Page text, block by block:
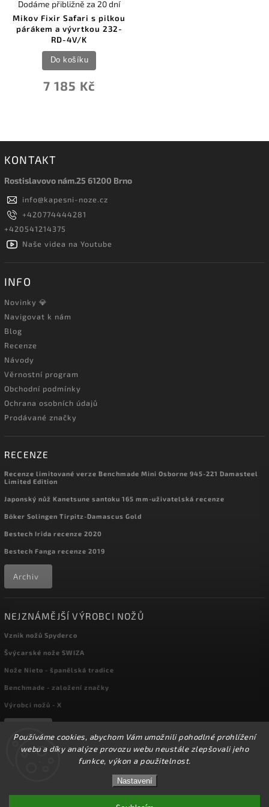
Používáme cookies, abychom Vám umožnili pohodlné prohlížení
webu a díky analýze provozu webu neustále zlepšovali jeho
funkce, výkon a použitelnost.
Nastavení
☀️Ve dnech 3-14.8 2026 máme zavřeno z důvodu
DOVOLENÉ. Eshop zůstává v provozu, objednávky
budeme zpracovávat v pondělí 17.8.2026. Děkujeme za
pochopení.☀️
Mikov Fixir Safari s pilkou
párákem a vývrtkou 232-
RD-4V/K
Dodáme přibližně za 20 dní
7 185 Kč
Do košíku
KONTAKT
Rostislavovo nám.25 61200 Brno
info@kapesni-noze.cz
+420774444281
+420541214375
Naše videa na Youtube
INFO
Novinky 💎
Navigovat k nám
Blog
Recenze
Návody
Věrnostní program
Obchodní podmínky
Ochrana osobních údajů
Prodávané značky
RECENZE
Recenze limitované verze Benchmade Mini Osborne 945-221 Damasteel
Limited Edition
Japonský nůž Kanetsune santoku 165 mm-uživatelská recenze
Böker Solingen Tirpitz-Damascus Gold
Bestech Irida recenze 2020
Bestech Fanga recenze 2019
Archiv
NEJZNÁMĚJŠÍ VÝROBCI NOŽŮ
Vznik nožů Spyderco
Švýcarské nože SWIZA
Nože Nieto - španělská tradice
Benchmade - založení značky
Výrobci nožů - X
kapesni-noze.cz
Upravit nastavení cookies